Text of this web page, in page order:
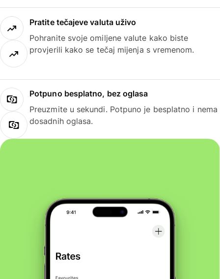
Pratite tečajeve valuta uživo
Pohranite svoje omiljene valute kako biste
provjerili kako se tečaj mijenja s vremenom.
Potpuno besplatno, bez oglasa
Preuzmite u sekundi. Potpuno je besplatno i nema
dosadnih oglasa.